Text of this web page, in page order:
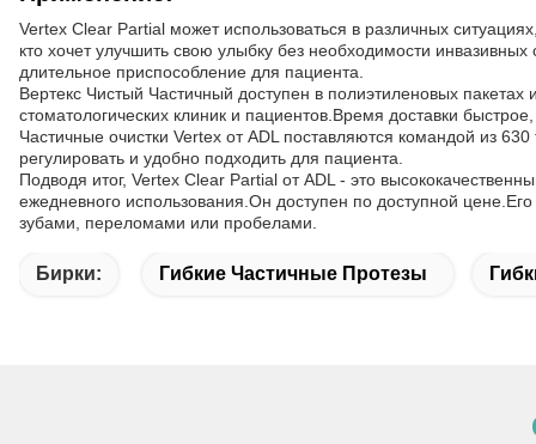
Vertex Clear Partial может использоваться в различных
кто хочет улучшить свою улыбку без необходимости
длительное приспособление для пациента.
Вертекс Чистый Частичный доступен в полиэтиленовых
стоматологических клиник и пациентов.Время доставки
Частичные очистки Vertex от ADL поставляются командой из 630
регулировать и удобно подходить для пациента.
Подводя итог, Vertex Clear Partial от ADL - это
ежедневного использования.Он доступен по доступной
зубами, переломами или пробелами.
Бирки: Гибкие Частичные Протезы